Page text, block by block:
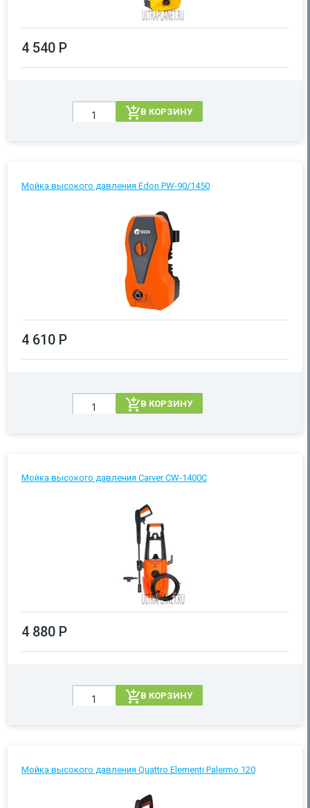
4 540 Р
В КОРЗИНУ
Мойка высокого давления Edon PW-90/1450
4 610 Р
В КОРЗИНУ
Мойка высокого давления Carver CW-1400С
4 880 Р
В КОРЗИНУ
Мойка высокого давления Quattro Elementi Palermo 120